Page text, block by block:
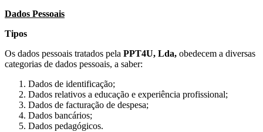
Dados Pessoais
Tipos
Os dados pessoais tratados pela PPT4U, Lda, obedecem a diversas
categorias de dados pessoais, a saber:
Dados de identificação;
Dados relativos a educação e experiência profissional;
Dados de facturação de despesa;
Dados bancários;
Dados pedagógicos.